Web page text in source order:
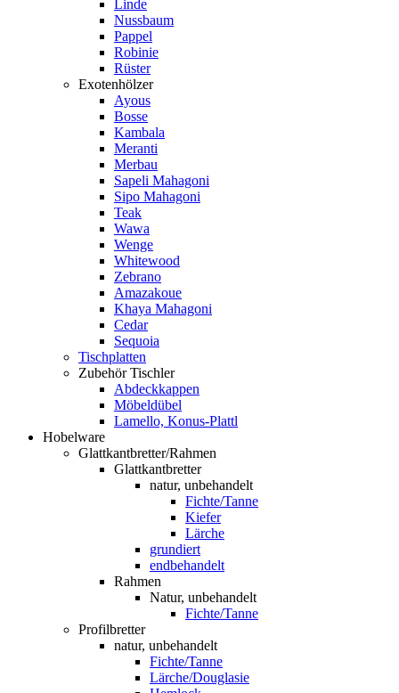
Linde
Nussbaum
Pappel
Robinie
Rüster
Exotenhölzer
Ayous
Bosse
Kambala
Meranti
Merbau
Sapeli Mahagoni
Sipo Mahagoni
Teak
Wawa
Wenge
Whitewood
Zebrano
Amazakoue
Khaya Mahagoni
Cedar
Sequoia
Tischplatten
Zubehör Tischler
Abdeckkappen
Möbeldübel
Lamello, Konus-Plattl
Hobelware
Glattkantbretter/Rahmen
Glattkantbretter
natur, unbehandelt
Fichte/Tanne
Kiefer
Lärche
grundiert
endbehandelt
Rahmen
Natur, unbehandelt
Fichte/Tanne
Profilbretter
natur, unbehandelt
Fichte/Tanne
Lärche/Douglasie